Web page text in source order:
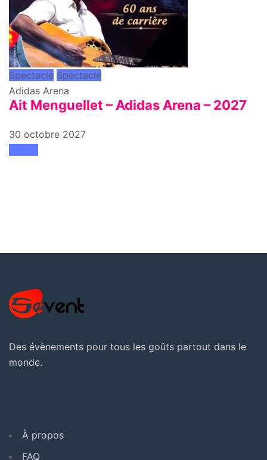
Spectacle Spectacle
Adidas Arena
Ait Menguellet – Adidas Arena – 2027
30 octobre 2027
Des évènements pour tous les goûts partout dans le
monde.
À propos
FAQ